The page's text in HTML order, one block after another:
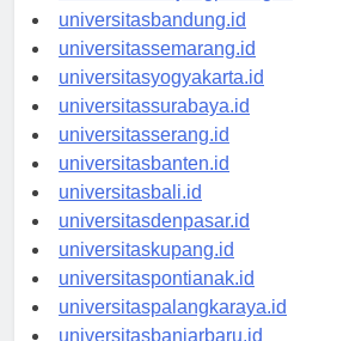
universitastanjungpinang.id
universitasbandung.id
universitassemarang.id
universitasyogyakarta.id
universitassurabaya.id
universitasserang.id
universitasbanten.id
universitasbali.id
universitasdenpasar.id
universitaskupang.id
universitaspontianak.id
universitaspalangkaraya.id